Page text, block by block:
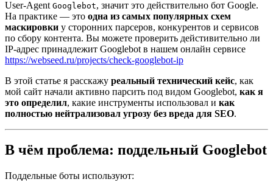
User-Agent Googlebot, значит это действительно бот Google.
На практике — это одна из самых популярных схем
маскировки у сторонних парсеров, конкурентов и сервисов
по сбору контента. Вы можете проверить дейстивительно ли
IP-адрес принадлежит Googlebot в нашем онлайн сервисе
https://webseed.ru/projects/check-googlebot-ip
В этой статье я расскажу реальный технический кейс, как
мой сайт начали активно парсить под видом Googlebot, как я
это определил, какие инструменты использовал и как
полностью нейтрализовал угрозу без вреда для SEO.
В чём проблема: поддельный Googlebot
Поддельные боты используют: